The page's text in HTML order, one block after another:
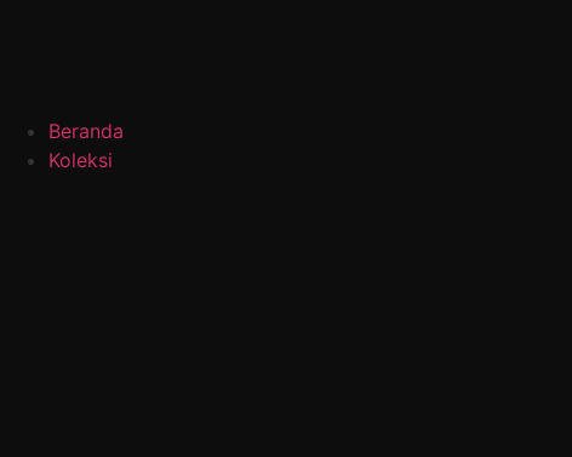
Beranda
Koleksi